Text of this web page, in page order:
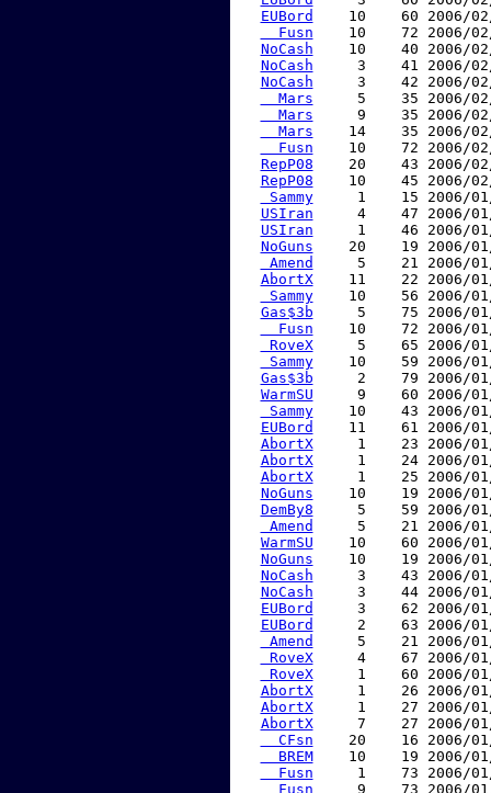
EUBord
10    60 2006/
  Fusn
10    72 2006/
NoCash
10    40 2006/
NoCash
3    41 2006/
NoCash
3    42 2006/
  Mars
5    35 2006/
  Mars
9    35 2006/
  Mars
14    35 2006/
  Fusn
10    72 2006/
RepP08
20    43 2006/
RepP08
10    45 2006/
Sammy
1    15 2006/
USIran
4    47 2006/
USIran
1    46 2006/
NoGuns
20    19 2006/
Amend
5    21 2006/
AbortX
11    22 2006/
Sammy
10    56 2006/
Gas$3b
5    75 2006/
  Fusn
10    72 2006/
RoveX
5    65 2006/
Sammy
10    59 2006/
Gas$3b
2    79 2006/
WarmSU
9    60 2006/
Sammy
10    43 2006/
EUBord
11    61 2006/
AbortX
1    23 2006/
AbortX
1    24 2006/
AbortX
1    25 2006/
NoGuns
10    19 2006/
DemBy8
5    59 2006/
Amend
5    21 2006/
WarmSU
10    60 2006/
NoGuns
10    19 2006/
NoCash
3    43 2006/
NoCash
3    44 2006/
EUBord
3    62 2006/
EUBord
2    63 2006/
Amend
5    21 2006/
RoveX
4    67 2006/
RoveX
1    60 2006/
AbortX
1    26 2006/
AbortX
1    27 2006/
AbortX
7    27 2006/
  CFsn
20    16 2006/
  BREM
10    19 2006/
  Fusn
1    73 2006/
  Fusn
9    73 2006/